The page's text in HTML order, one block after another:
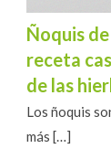
Ñoquis
receta
de las
Los ñoquis
más […]